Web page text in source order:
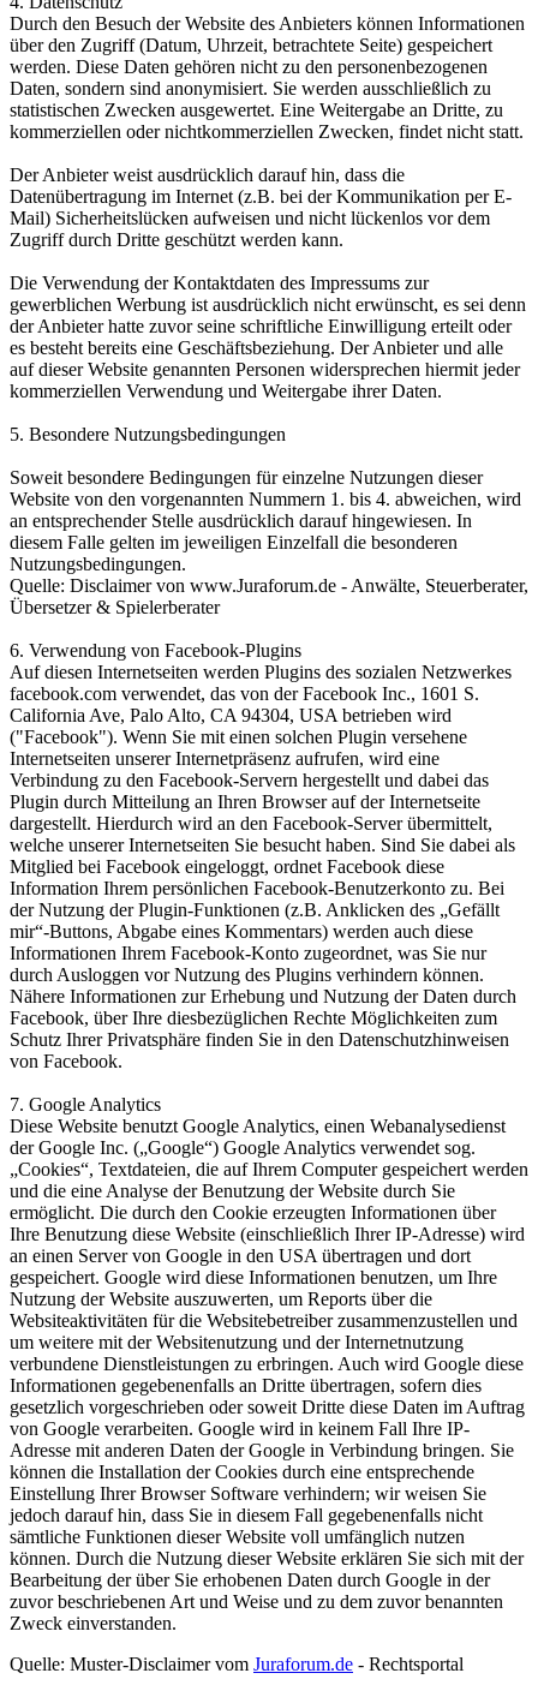
Durch den Besuch der Website des Anbieters können Informationen
über den Zugriff (Datum, Uhrzeit, betrachtete Seite) gespeichert
werden. Diese Daten gehören nicht zu den personenbezogenen
Daten, sondern sind anonymisiert. Sie werden ausschließlich zu
statistischen Zwecken ausgewertet. Eine Weitergabe an Dritte, zu
kommerziellen oder nichtkommerziellen Zwecken, findet nicht statt.
Der Anbieter weist ausdrücklich darauf hin, dass die
Datenübertragung im Internet (z.B. bei der Kommunikation per E-
Mail) Sicherheitslücken aufweisen und nicht lückenlos vor dem
Zugriff durch Dritte geschützt werden kann.
Die Verwendung der Kontaktdaten des Impressums zur
gewerblichen Werbung ist ausdrücklich nicht erwünscht, es sei denn
der Anbieter hatte zuvor seine schriftliche Einwilligung erteilt oder
es besteht bereits eine Geschäftsbeziehung. Der Anbieter und alle
auf dieser Website genannten Personen widersprechen hiermit jeder
kommerziellen Verwendung und Weitergabe ihrer Daten.
5. Besondere Nutzungsbedingungen
Soweit besondere Bedingungen für einzelne Nutzungen dieser
Website von den vorgenannten Nummern 1. bis 4. abweichen, wird
an entsprechender Stelle ausdrücklich darauf hingewiesen. In
diesem Falle gelten im jeweiligen Einzelfall die besonderen
Nutzungsbedingungen.
Quelle: Disclaimer von www.Juraforum.de - Anwälte, Steuerberater,
Übersetzer & Spielerberater
6. Verwendung von Facebook-Plugins
Auf diesen Internetseiten werden Plugins des sozialen Netzwerkes
facebook.com verwendet, das von der Facebook Inc., 1601 S.
California Ave, Palo Alto, CA 94304, USA betrieben wird
("Facebook"). Wenn Sie mit einen solchen Plugin versehene
Internetseiten unserer Internetpräsenz aufrufen, wird eine
Verbindung zu den Facebook-Servern hergestellt und dabei das
Plugin durch Mitteilung an Ihren Browser auf der Internetseite
dargestellt. Hierdurch wird an den Facebook-Server übermittelt,
welche unserer Internetseiten Sie besucht haben. Sind Sie dabei als
Mitglied bei Facebook eingeloggt, ordnet Facebook diese
Information Ihrem persönlichen Facebook-Benutzerkonto zu. Bei
der Nutzung der Plugin-Funktionen (z.B. Anklicken des „Gefällt
mir“-Buttons, Abgabe eines Kommentars) werden auch diese
Informationen Ihrem Facebook-Konto zugeordnet, was Sie nur
durch Ausloggen vor Nutzung des Plugins verhindern können.
Nähere Informationen zur Erhebung und Nutzung der Daten durch
Facebook, über Ihre diesbezüglichen Rechte Möglichkeiten zum
Schutz Ihrer Privatsphäre finden Sie in den Datenschutzhinweisen
von Facebook.
7. Google Analytics
Diese Website benutzt Google Analytics, einen Webanalysedienst
der Google Inc. („Google“) Google Analytics verwendet sog.
„Cookies“, Textdateien, die auf Ihrem Computer gespeichert werden
und die eine Analyse der Benutzung der Website durch Sie
ermöglicht. Die durch den Cookie erzeugten Informationen über
Ihre Benutzung diese Website (einschließlich Ihrer IP-Adresse) wird
an einen Server von Google in den USA übertragen und dort
gespeichert. Google wird diese Informationen benutzen, um Ihre
Nutzung der Website auszuwerten, um Reports über die
Websiteaktivitäten für die Websitebetreiber zusammenzustellen und
um weitere mit der Websitenutzung und der Internetnutzung
verbundene Dienstleistungen zu erbringen. Auch wird Google diese
Informationen gegebenenfalls an Dritte übertragen, sofern dies
gesetzlich vorgeschrieben oder soweit Dritte diese Daten im Auftrag
von Google verarbeiten. Google wird in keinem Fall Ihre IP-
Adresse mit anderen Daten der Google in Verbindung bringen. Sie
können die Installation der Cookies durch eine entsprechende
Einstellung Ihrer Browser Software verhindern; wir weisen Sie
jedoch darauf hin, dass Sie in diesem Fall gegebenenfalls nicht
sämtliche Funktionen dieser Website voll umfänglich nutzen
können. Durch die Nutzung dieser Website erklären Sie sich mit der
Bearbeitung der über Sie erhobenen Daten durch Google in der
zuvor beschriebenen Art und Weise und zu dem zuvor benannten
Zweck einverstanden.
Quelle: Muster-Disclaimer vom Juraforum.de - Rechtsportal